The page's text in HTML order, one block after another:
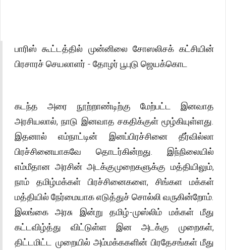
பாரிஸ் கூட்டத்தில் முன்னிலை சோஸலிசக் கட்சியின்
பிரசாரச் செயலாளர் - தோழர் பூபுடு ஜெயக்கொட
கடந்த அரை நூற்றாண்டிற்கு மேற்பட்ட இனவாத
அரசியலால், நாடு இனவாத சகதிக்குள் மூழ்கியுள்ளது.
இதனால் எம்நாட்டின் இனப்பிரச்சினை தீர்வில்லா
பிரச்சினையாகவே தொடர்கின்றது. இந்நிலையில்
எம்மீதான அரசின் அடக்குமுறைகளுக்கு மத்தியிலும்,
நாம் தமிழ்மக்கள் பிரச்சினைகளை, சிங்கள மக்கள்
மத்தியில் நேர்மையாக எடுத்துச் சொல்லி வருகின்றோம்.
இலங்கை அரசு இன்று தமிழ்-முஸ்லிம் மக்கள் மீது
கட்டவிழ்த்து விட்டுள்ள இன அடக்கு முறைகள்,
திட்டமிட்ட முறையில் அம்மக்ககளின் பிரதேசங்கள் மீது